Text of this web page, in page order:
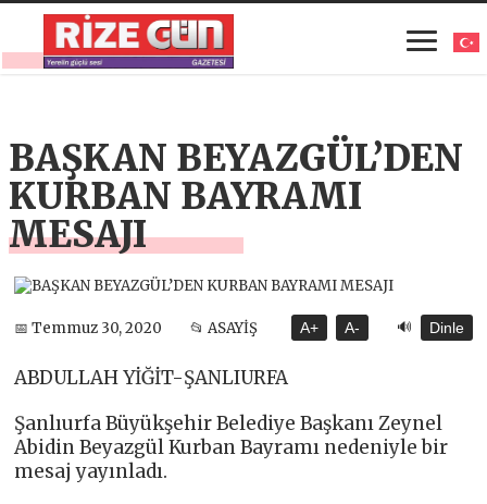
BAŞKAN BEYAZGÜL’DEN
KURBAN BAYRAMI
MESAJI
📅 Temmuz 30, 2020 📂 ASAYİŞ A+ A- 🔊 Dinle
ABDULLAH YİĞİT-ŞANLIURFA
Şanlıurfa Büyükşehir Belediye Başkanı Zeynel
Abidin Beyazgül Kurban Bayramı nedeniyle bir
mesaj yayınladı.